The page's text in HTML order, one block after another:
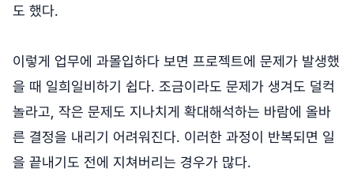
도 했다.
이렇게 업무에 과몰입하다 보면 프로젝트에 문제가 발생했
을 때 일희일비하기 쉽다. 조금이라도 문제가 생겨도 덜컥
놀라고, 작은 문제도 지나치게 확대해석하는 바람에 올바
른 결정을 내리기 어려워진다. 이러한 과정이 반복되면 일
을 끝내기도 전에 지쳐버리는 경우가 많다.